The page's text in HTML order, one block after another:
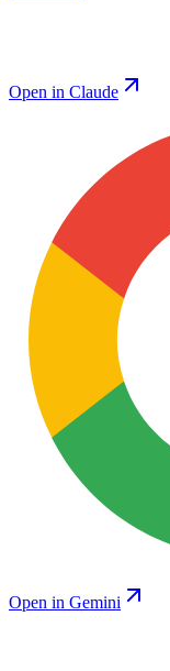
Open in Claude
Open in Gemini